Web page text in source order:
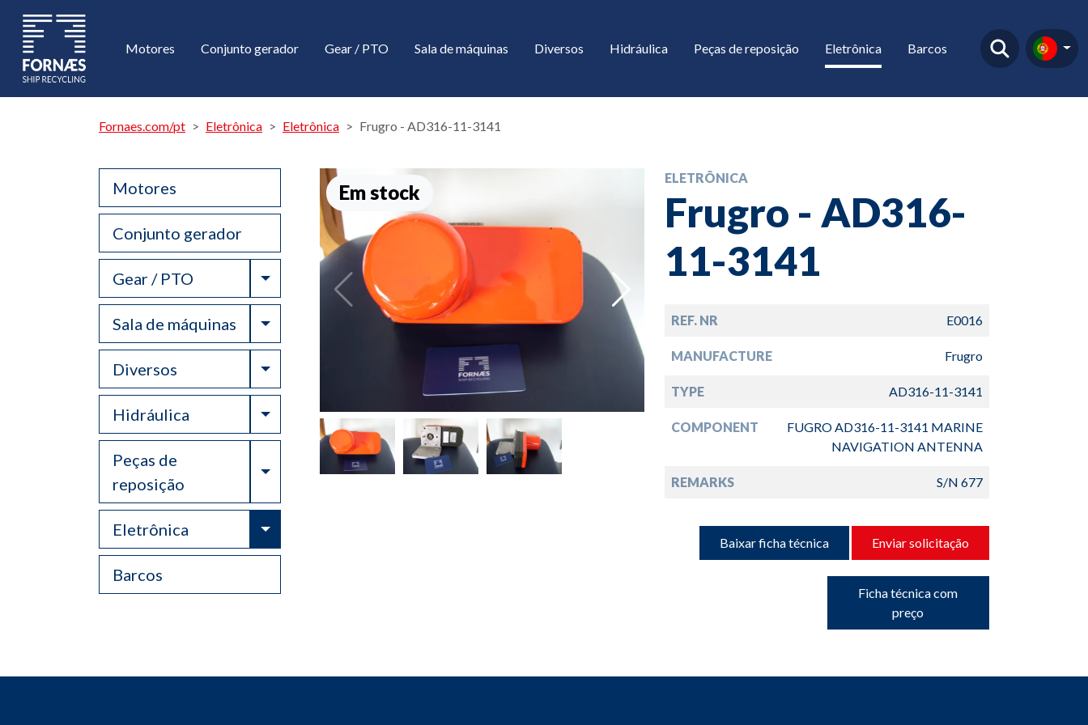
Motores Conjunto gerador Gear / PTO Sala de máquinas Diversos Hidráulica Peças de reposição Eletrônica Barcos
Fornaes.com/pt Eletrônica Eletrônica Frugro - AD316-11-3141
Motores
Conjunto gerador
Gear / PTO Toggle Dropdown
Sala de máquinas Toggle Dropdown
Diversos Toggle Dropdown
Hidráulica Toggle Dropdown
Peças de
reposição
Toggle Dropdown
Eletrônica Toggle Dropdown
Barcos
Em stock
ELETRÔNICA
Frugro - AD316-
11-3141
REF. NR E0016
MANUFACTURE Frugro
TYPE AD316-11-3141
COMPONENT
FUGRO AD316-11-3141 MARINE
NAVIGATION ANTENNA
REMARKS S/N 677
Baixar ficha técnica Enviar solicitação
Ficha técnica com
preço